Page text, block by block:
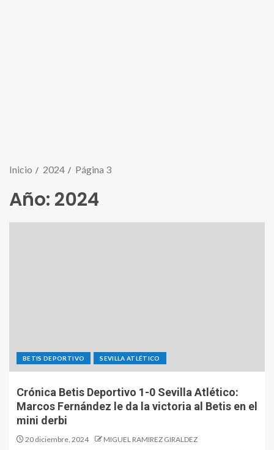
Inicio 2024 Página 3
Año: 2024
BETIS DEPORTIVO SEVILLA ATLÉTICO
Crónica Betis Deportivo 1-0 Sevilla Atlético:
Marcos Fernández le da la victoria al Betis en el
mini derbi
20 diciembre, 2024 MIGUEL RAMIREZ GIRALDEZ